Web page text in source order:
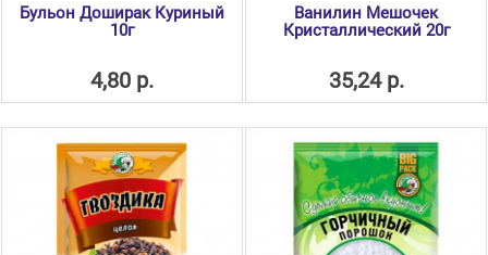
Бульон Доширак Куриный
10г
4,80 р.
Ванилин Мешочек
Кристаллический 20г
35,24 р.